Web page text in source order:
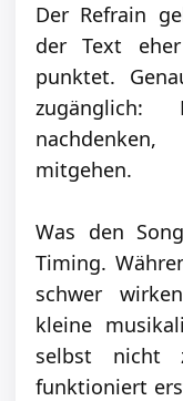
Der Refrain
der Text
punktet.
mitgehen.
Was den
Timing.
schwer
kleine
selbst nicht
funktioniert